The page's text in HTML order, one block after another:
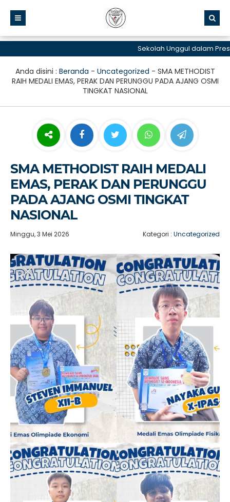
Sekolah Unggul dalam Prestasi
Anda disini : Beranda - Uncategorized - SMA METHODIST
RAIH MEDALI EMAS, PERAK DAN PERUNGGU PADA AJANG OSMI
TINGKAT NASIONAL
SMA METHODIST RAIH MEDALI
EMAS, PERAK DAN PERUNGGU
PADA AJANG OSMI TINGKAT
NASIONAL
Minggu, 3 Mei 2026 Kategori : Uncategorized